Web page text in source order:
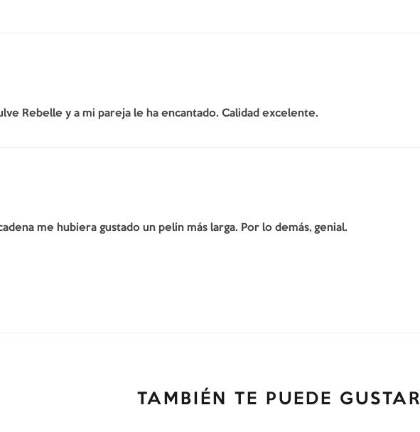
Rebelle y a mi pareja le ha encantado. Calidad excelente.
me hubiera gustado un pelín más larga. Por lo demás, genial.
TAMBIÉN TE PUEDE GUSTAR